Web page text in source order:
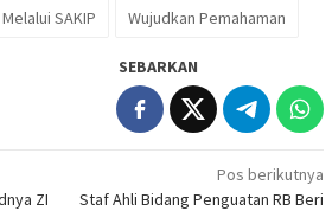
SAKIP Wujudkan Pemahaman
SEBARKAN
ZI
Pos berikutnya
Staf Ahli Bidang Penguatan RB Beri